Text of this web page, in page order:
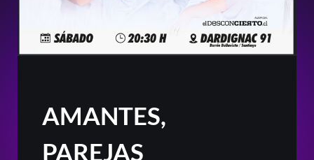
AMANTES,
PAREJAS